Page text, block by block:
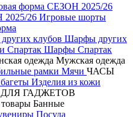
форма СЕЗОН 2025/26
2025/26 Игровые шорты
клубов Шарфы других
Спартак Шарфы Спартак
одежда Мужская одежда
рамки Мячи ЧАСЫ
Изделия из кожи
ГАДЖЕТОВ
Банные
Посуда